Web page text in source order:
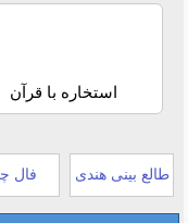
استخاره با قرآن
طالع بینی هندی فال